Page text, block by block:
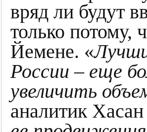
вряд ли будут
только потому,
Йемене. «
России – еще
увеличить
аналитик